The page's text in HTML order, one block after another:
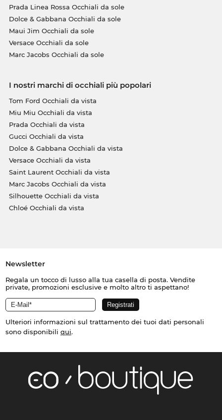
Prada Linea Rossa Occhiali da sole
Dolce & Gabbana Occhiali da sole
Maui Jim Occhiali da sole
Versace Occhiali da sole
Marc Jacobs Occhiali da sole
I nostri marchi di occhiali più popolari
Tom Ford Occhiali da vista
Miu Miu Occhiali da vista
Prada Occhiali da vista
Gucci Occhiali da vista
Dolce & Gabbana Occhiali da vista
Versace Occhiali da vista
Saint Laurent Occhiali da vista
Marc Jacobs Occhiali da vista
Silhouette Occhiali da vista
Chloé Occhiali da vista
Newsletter
Regala un tocco di lusso alla tua casella di posta. Vendite
private, promozioni esclusive e molto altro ti aspettano!
Ulteriori informazioni sul trattamento dei tuoi dati personali
sono disponibili qui.